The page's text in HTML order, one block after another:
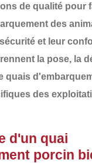
de qualité pour
des
et leur
la pose, la
quais
des
d'un quai
porcin